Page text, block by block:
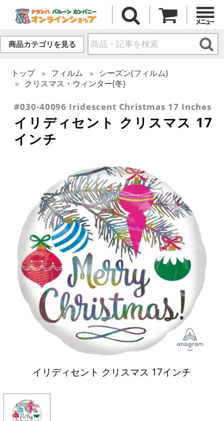
商品カテゴリを見る
トップ フィルム
シーズン(フィルム)
クリスマス・ウィンター(冬)
#030-40096 Iridescent Christmas 17 Inches
イリディセント クリスマス 17
インチ
イリディセント クリスマス 17インチ